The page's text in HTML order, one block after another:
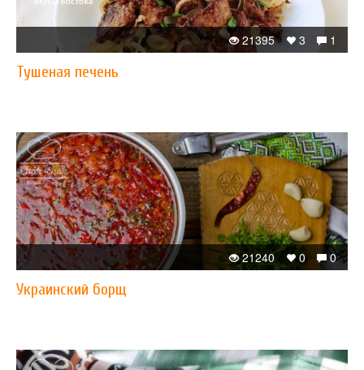
1
3
21395
Тушеная печень
0
0
21240
Украинский борщ